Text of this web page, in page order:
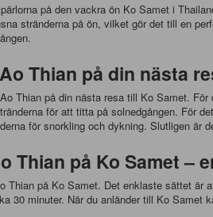
på den vackra ön Ko Samet i
stränderna på ön, vilket gör det till en
Thian på din nästa
Thian på din nästa resa till Ko Samet.
för att titta på solnedgången. För
för snorkling och dykning. Slutligen är
Thian på Ko Samet –
Thian på Ko Samet. Det enklaste sättet är
30 minuter. När du anländer till Ko